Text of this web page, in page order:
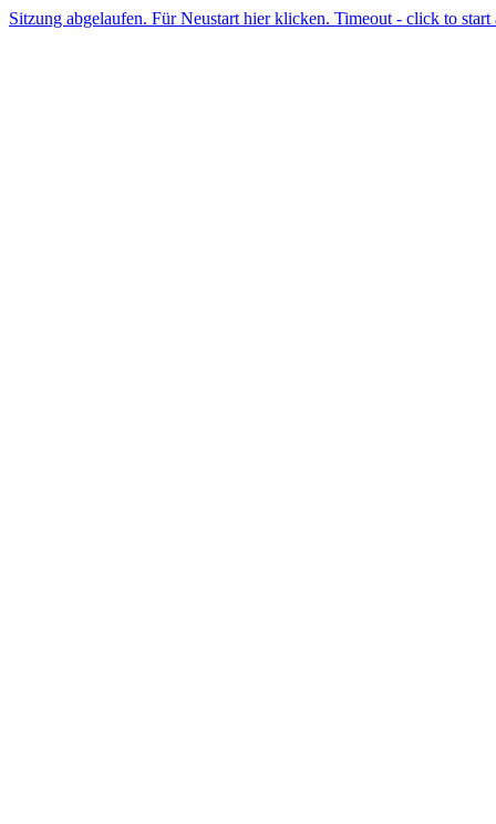
Sitzung abgelaufen. Für Neustart hier klicken. Timeout - click to start